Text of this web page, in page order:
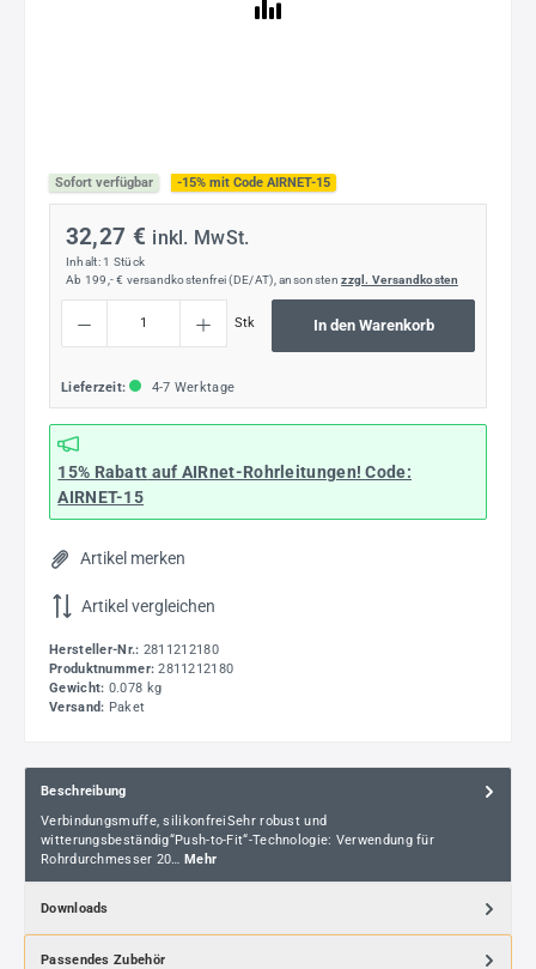
Sofort verfügbar -15% mit Code AIRNET-15
32,27 € inkl. MwSt.
Inhalt: 1 Stück
Ab 199,- € versandkostenfrei (DE/AT), ansonstenzzgl. Versandkosten
Stk In den Warenkorb
Lieferzeit: 4-7 Werktage
15% Rabatt auf AIRnet-Rohrleitungen! Code:
AIRNET-15
Artikel merken
Artikel vergleichen
Hersteller-Nr.: 2811212180
Produktnummer: 2811212180
Gewicht: 0.078 kg
Versand: Paket
Beschreibung
Verbindungsmuffe, silikonfreiSehr robust und
witterungsbeständig“Push-to-Fit“-Technologie: Verwendung für
Rohrdurchmesser 20… Mehr
Downloads
Passendes Zubehör